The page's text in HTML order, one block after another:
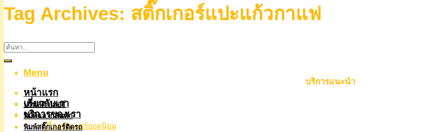
Menu
หน้าแรก
เกี่ยวกับเรา
บริการของเรา
ปริ้นสติกเกอร์ยอดนิยม
Tag Archives: สติ๊กเกอร์แปะแก้วกาแฟ
บริการแนะนำ
ปริ้นสติกเกอร์
พิมพ์ฉลากสินค้า
พิมพ์สติ๊กเกอร์ติดรถ